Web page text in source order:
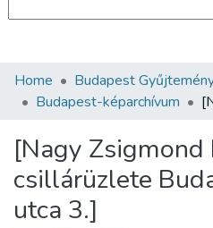
Communities & Collections
Statistics
About us
Home Budapest
Budapest-képarchívum
[Nagy Zsigmond
csillárüzlete
utca 3.]